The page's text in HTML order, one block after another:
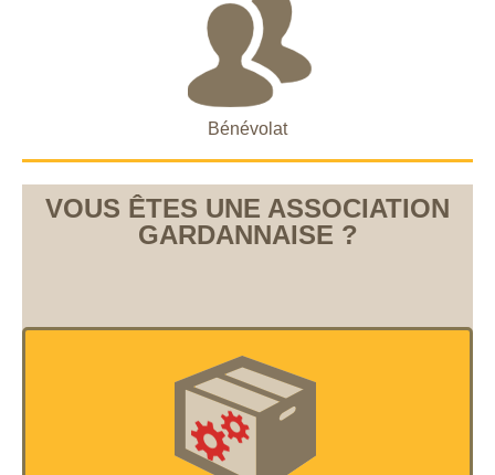
Bénévolat
VOUS ÊTES UNE ASSOCIATION
GARDANNAISE ?